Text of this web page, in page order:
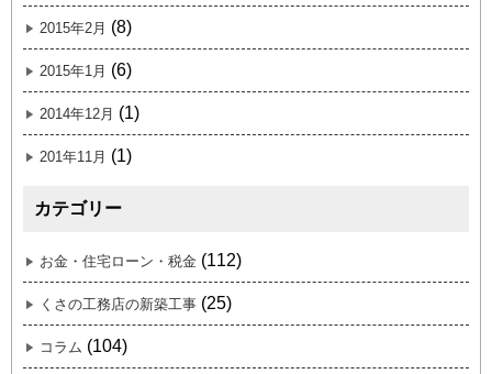
2015年2月 (8)
2015年1月 (6)
2014年12月 (1)
201年11月 (1)
カテゴリー
お金・住宅ローン・税金 (112)
くさの工務店の新築工事 (25)
コラム (104)